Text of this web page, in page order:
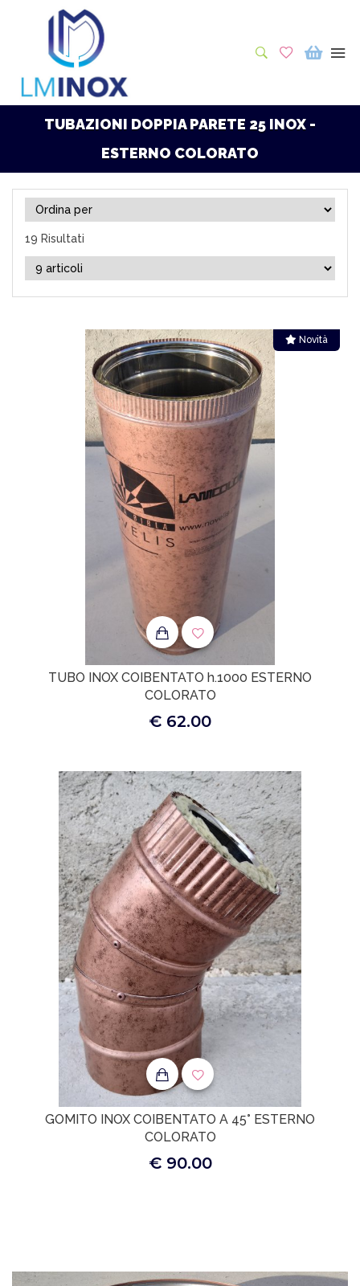
TUBAZIONI DOPPIA PARETE 25 INOX -
ESTERNO COLORATO
19 Risultati
Novità
TUBO INOX COIBENTATO h.1000 ESTERNO
COLORATO
€ 62.00
GOMITO INOX COIBENTATO A 45° ESTERNO
COLORATO
€ 90.00